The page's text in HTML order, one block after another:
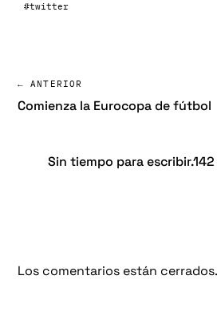
#twitter
← ANTERIOR
Comienza la Eurocopa de fútbol
Sin tiempo para
Los comentarios están cerrados.